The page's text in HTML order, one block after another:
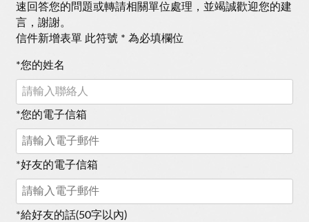
速回答您的問題或轉請相關單位處理，並竭誠歡迎您的建
言，謝謝。
信件新增表單 此符號 * 為必填欄位
*您的姓名
*您的電子信箱
*好友的電子信箱
*給好友的話(50字以內)